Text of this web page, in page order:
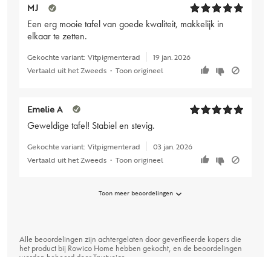
MJ
Een erg mooie tafel van goede kwaliteit, makkelijk in
elkaar te zetten.
Gekochte variant: Vitpigmenterad
19 jan. 2026
Vertaald uit het Zweeds • Toon origineel
Emelie A
Geweldige tafel! Stabiel en stevig.
Gekochte variant: Vitpigmenterad
03 jan. 2026
Vertaald uit het Zweeds • Toon origineel
Toon meer beoordelingen
Alle beoordelingen zijn achtergelaten door geverifieerde kopers die
het product bij Rowico Home hebben gekocht, en de beoordelingen